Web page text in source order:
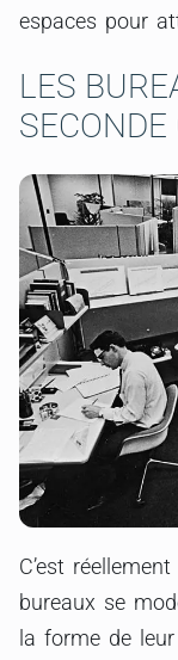
espaces pour
LES
C’est
bureaux se
la forme de